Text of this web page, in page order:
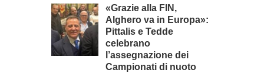
«Grazie alla FIN,
Alghero va in Europa»:
Pittalis e Tedde
celebrano
l’assegnazione dei
Campionati di nuoto